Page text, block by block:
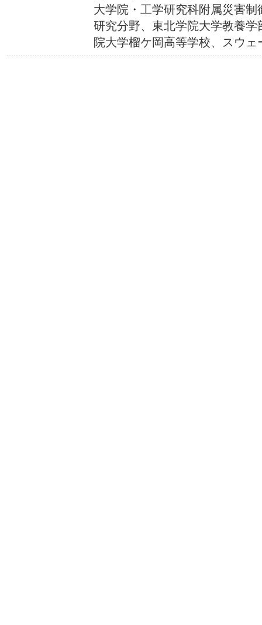
大学院・工学研究科附属災害
研究分野、東北学院大学教養
院大学榴ケ岡高等学校、スウ